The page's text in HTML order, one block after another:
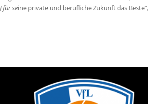
für seine private und berufliche Zukunft das